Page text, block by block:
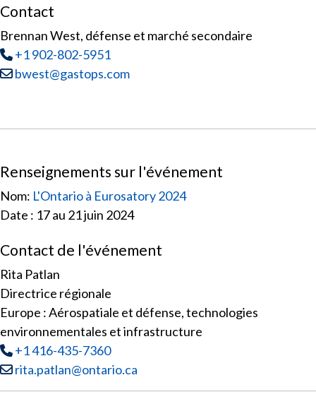
Contact
Brennan West, défense et marché secondaire
Tél:
+1 902-802-5951
Courriel :
bwest@gastops.com
Renseignements sur l'événement
Nom: L'Ontario à Eurosatory 2024
Date : 17 au 21 juin 2024
Contact de l'événement
Rita Patlan
Directrice régionale
Europe : Aérospatiale et défense, technologies
environnementales et infrastructure
Tél:
+1 416-435-7360
Courriel :
rita.patlan@ontario.ca